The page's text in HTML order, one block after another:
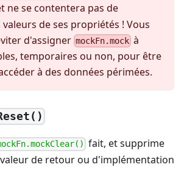
ne se contentera pas de
de ses propriétés ! Vous
d'assigner mockFn.mock à
temporaires ou non, pour être
à des données périmées.
fait, et supprime
de retour ou d'implémentation